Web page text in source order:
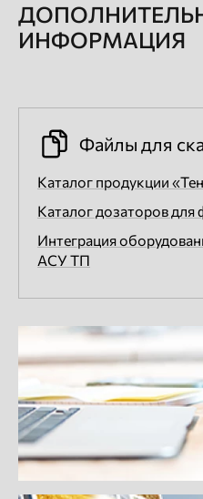
ИНФОРМАЦИЯ
Файлы для
Каталог продукции
Каталог дозаторов для
Интеграция
АСУ ТП